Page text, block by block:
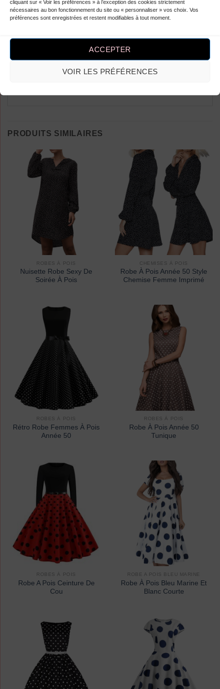
cliquant sur « Voir les préférences » à l’exception des cookies strictement
nécessaires au bon fonctionnement du site ou « personnaliser » vos choix. Vos
préférences sont enregistrées et restent modifiables à tout moment.
ACCEPTER
VOIR LES PRÉFÉRENCES
Ajouter un Avis
PRODUITS SIMILAIRES
ROBES À POIS
Nuisette Robe Sexy De
Soirée À Pois
CHEMISES À POIS
Robe À Pois Année 50 Style
Chemise Femme Imprimé
ROBES À POIS
Rétro Robe Femmes À Pois
Année 50
ROBES À POIS
Robe À Pois Année 50
Tunique
ROBES À POIS
Robe A Pois Ceinture De
Cou
ROBE A POIS BLEU MARINE
Robe À Pois Bleu Marine Et
Blanc Courte